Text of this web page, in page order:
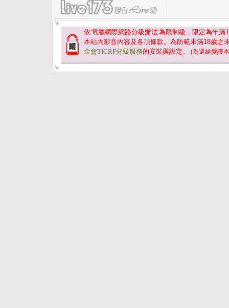
依'電腦網際網路分級辦法'為限制級，限定為年滿
本站內影音內容及各項條款。為防範未滿18歲之
金會TICRF分級服務的安裝與設定。 (為還給愛護